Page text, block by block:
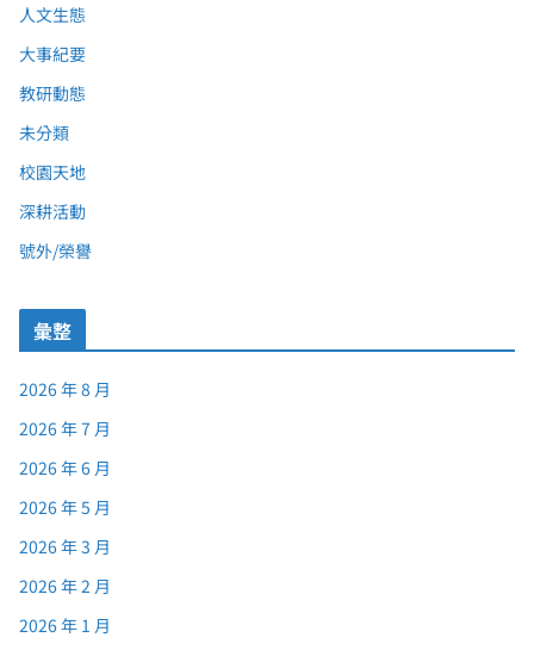
人文生態
大事紀要
教研動態
未分類
校園天地
深耕活動
號外/榮譽
彙整
2026 年 8 月
2026 年 7 月
2026 年 6 月
2026 年 5 月
2026 年 3 月
2026 年 2 月
2026 年 1 月